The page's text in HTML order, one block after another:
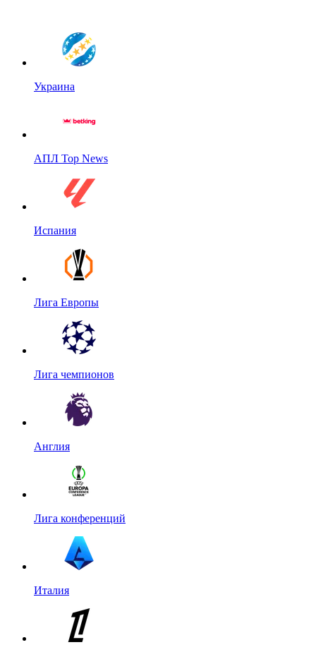
Украина
АПЛ Top News
Испания
Лига Европы
Лига чемпионов
Англия
Лига конференций
Италия